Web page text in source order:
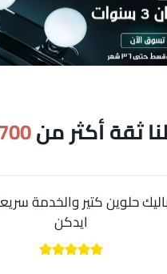
ثقة أكثر من700
حلوين كتير والخدمة
ايدكن